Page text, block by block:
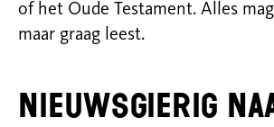
of het Oude Testament. Alles
maar graag leest.
Nieuwsgierig